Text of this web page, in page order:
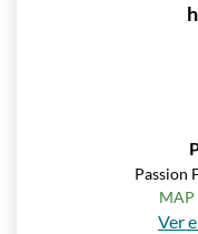
Passion
MAP
Ver